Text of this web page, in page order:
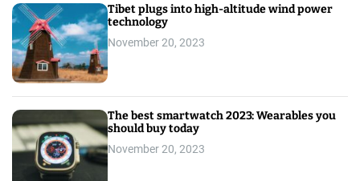
Tibet plugs into high-altitude wind power
technology
November 20, 2023
The best smartwatch 2023: Wearables you
should buy today
November 20, 2023